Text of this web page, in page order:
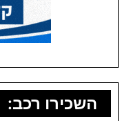
השכירו רכב: